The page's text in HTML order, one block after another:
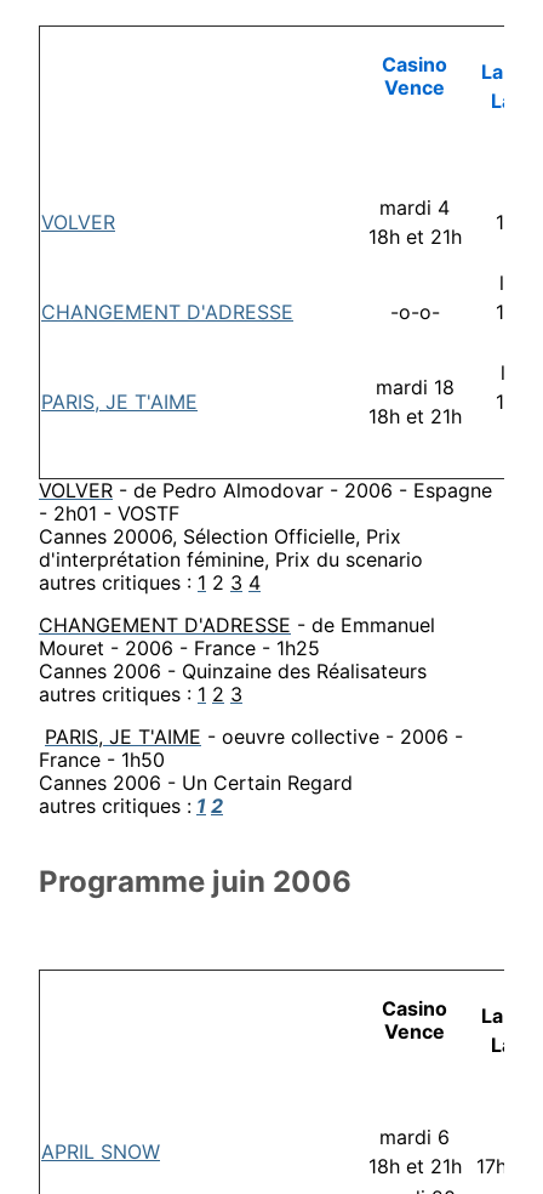
Casino
Vence
La
La
VOLVER
mardi 4
18h et 21h
CHANGEMENT D'ADRESSE -o-o-
PARIS, JE T'AIME
mardi 18
18h et 21h
VOLVER - de Pedro Almodovar - 2006 - Espagne
- 2h01 - VOSTF
Cannes 20006, Sélection Officielle, Prix
d'interprétation féminine, Prix du scenario
autres critiques : 1 2 3 4
CHANGEMENT D'ADRESSE - de Emmanuel
Mouret - 2006 - France - 1h25
Cannes 2006 - Quinzaine des Réalisateurs
autres critiques : 1 2 3
PARIS, JE T'AIME - oeuvre collective - 2006 -
France - 1h50
Cannes 2006 - Un Certain Regard
autres critiques : 1 2
Programme juin 2006
Casino
Vence
La
La
APRIL SNOW
mardi 6
18h et 21h
17h30